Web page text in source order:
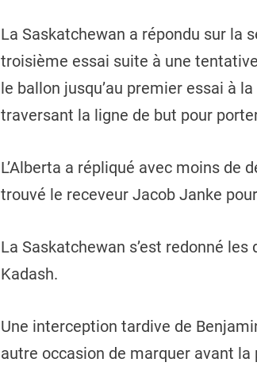
La Saskatchewan a répondu sur la
troisième essai suite à une
le ballon jusqu’au premier essai à
traversant la ligne de but pour
L’Alberta a répliqué avec moins de
trouvé le receveur Jacob Janke
La Saskatchewan s’est redonné
Kadash.
Une interception tardive de
autre occasion de marquer avant